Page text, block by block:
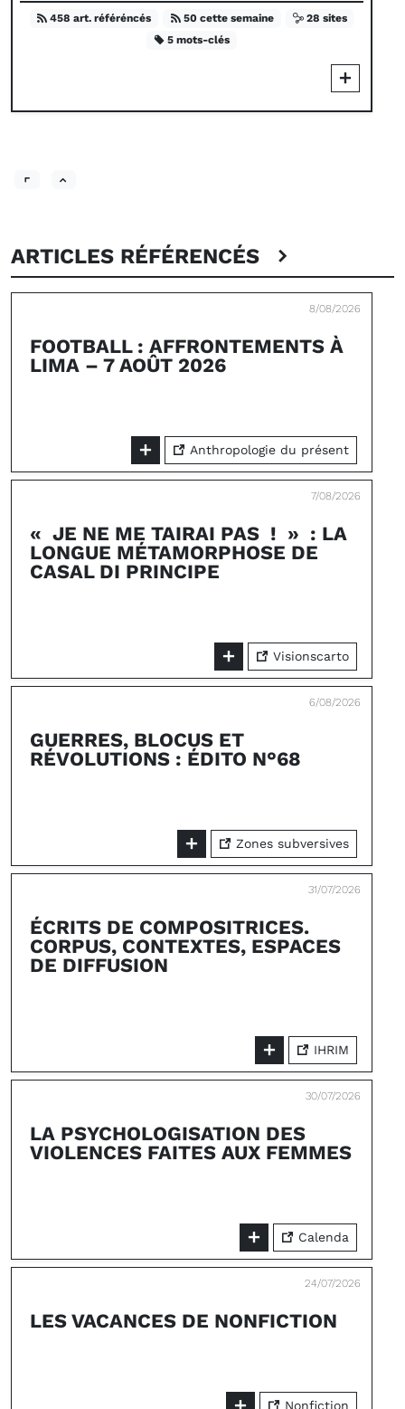
458 art. référéncés 50 cette semaine
28 sites
5 mots-clés
ARTICLES RÉFÉRENCÉS
8/08/2026
FOOTBALL : AFFRONTEMENTS À
LIMA – 7 AOÛT 2026
Anthropologie du présent
7/08/2026
« JE NE ME TAIRAI PAS ! » : LA
LONGUE MÉTAMORPHOSE DE
CASAL DI PRINCIPE
Visionscarto
6/08/2026
GUERRES, BLOCUS ET
RÉVOLUTIONS : ÉDITO N°68
Zones subversives
31/07/2026
ÉCRITS DE COMPOSITRICES.
CORPUS, CONTEXTES, ESPACES
DE DIFFUSION
IHRIM
30/07/2026
LA PSYCHOLOGISATION DES
VIOLENCES FAITES AUX FEMMES
Calenda
24/07/2026
LES VACANCES DE NONFICTION
Nonfiction